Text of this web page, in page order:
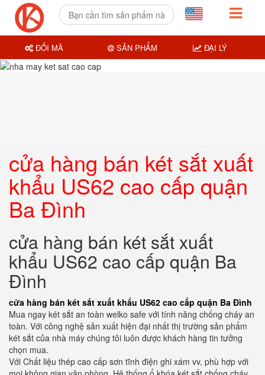
cửa hàng bán két sắt xuất
khẩu US62 cao cấp quận
Ba Đình
cửa hàng bán két sắt xuất
khẩu US62 cao cấp quận Ba
Đình
cửa hàng bán két sắt xuất khẩu US62 cao cấp quận Ba Đình
Mua ngay két sắt an toàn welko safe với tính năng chống cháy an
toàn. Với công nghệ sản xuất hiện đại nhất thị trường sản phẩm
két sắt của nhà máy chúng tôi luôn được khách hàng tin tưởng
chọn mua.
Với Chất liệu thép cao cấp sơn tĩnh điện ghi xám vv, phù hợp với
ĐỔI MÃ SẢN PHẨM ĐẠI LÝ